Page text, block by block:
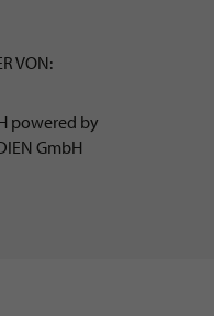
VON:
powered by
GmbH